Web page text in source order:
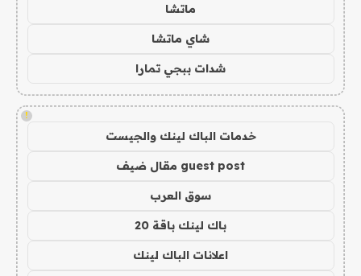
ماتشا
شاي ماتشا
شدات ببجي تمارا
!
خدمات الباك لينك والجيست
guest post مقال ضيف
سوق العرب
باك لينك باقة 20
اعلانات الباك لينك